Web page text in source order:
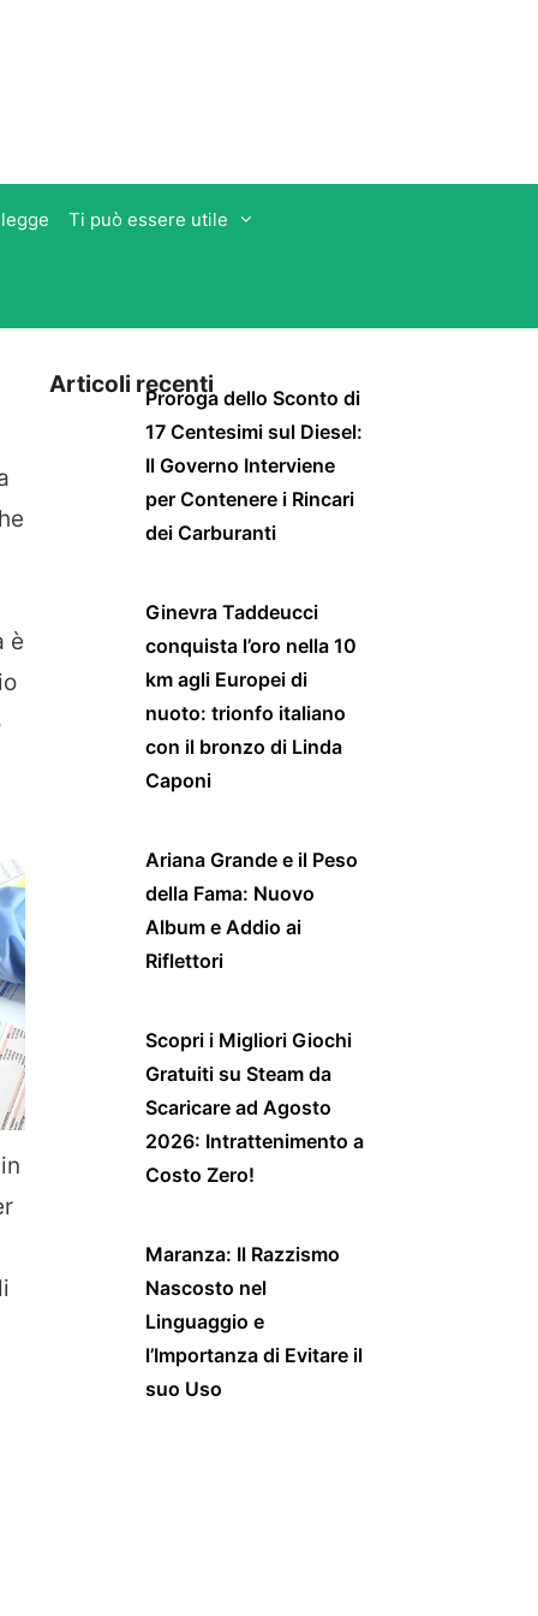
Ti può essere utile
è
Articoli recentiProroga dello Sconto di
17 Centesimi sul Diesel:
Il Governo Interviene
per Contenere i Rincari
dei Carburanti
Ginevra Taddeucci
conquista l’oro nella 10
km agli Europei di
nuoto: trionfo italiano
con il bronzo di Linda
Caponi
Ariana Grande e il Peso
della Fama: Nuovo
Album e Addio ai
Riflettori
Scopri i Migliori Giochi
Gratuiti su Steam da
Scaricare ad Agosto
2026: Intrattenimento a
Costo Zero!
Maranza: Il Razzismo
Nascosto nel
Linguaggio e
l’Importanza di Evitare il
suo Uso